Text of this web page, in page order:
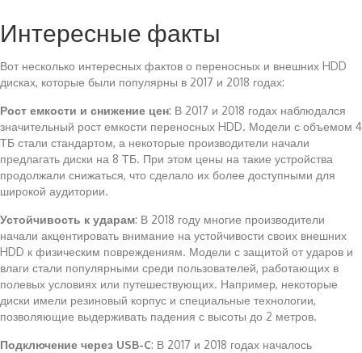
Интересные факты
Вот несколько интересных фактов о переносных и внешних HDD
дисках, которые были популярны в 2017 и 2018 годах:
Рост емкости и снижение цен: В 2017 и 2018 годах наблюдался
значительный рост емкости переносных HDD. Модели с объемом 4
ТБ стали стандартом, а некоторые производители начали
предлагать диски на 8 ТБ. При этом цены на такие устройства
продолжали снижаться, что сделало их более доступными для
широкой аудитории.
Устойчивость к ударам: В 2018 году многие производители
начали акцентировать внимание на устойчивости своих внешних
HDD к физическим повреждениям. Модели с защитой от ударов и
влаги стали популярными среди пользователей, работающих в
полевых условиях или путешествующих. Например, некоторые
диски имели резиновый корпус и специальные технологии,
позволяющие выдерживать падения с высоты до 2 метров.
Подключение через USB-C: В 2017 и 2018 годах началось